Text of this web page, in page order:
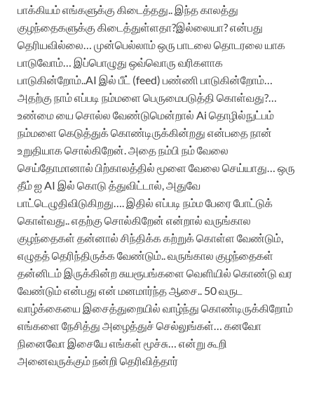
பாக்கியம் எங்களுக்கு கிடைத்தது.. இந்த காலத்து
குழந்தைகளுக்கு கிடைத்துள்ளதா?இல்லையா? என்பது
தெரியவில்லை… முன்பெல்லாம் ஒரு பாடலை தொடரலை யாக
பாடுவோம்… இப்பொழுது ஒவ்வொரு வரிகளாக
பாடுகின்றோம்..AI இல் பீட் (feed) பண்ணி பாடுகின்றோம்…
அதற்கு நாம் எப்படி நம்மளை பெருமைபடுத்தி கொள்வது?…
உண்மை யை சொல்ல வேண்டுமென்றால் Ai தொழில்நுட்பம்
நம்மளை கெடுத்துக் கொண்டிருக்கின்றது என்பதை நான்
உறுதியாக சொல்கிறேன். அதை நம்பி நம் வேலை
செய்தோமானால் பிற்காலத்தில் மூளை வேலை செய்யாது… ஒரு
தீம் ஐ AI இல் கொடு த்துவிட்டால், அதுவே
பாட்டெழுதிவிடுகிறது…. இதில் எப்படி நம்ம பேரை போட்டுக்
கொள்வது.. எதற்கு சொல்கிறேன் என்றால் வருங்கால
குழந்தைகள் தன்னால் சிந்திக்க கற்றுக் கொள்ள வேண்டும்,
எழுதத் தெரிந்திருக்க வேண்டும்.. வருங்கால குழந்தைகள்
தன்னிடம் இருக்கின்ற சுயரூபங்களை வெளியில் கொண்டு வர
வேண்டும் என்பது என் மனமார்ந்த ஆசை.. 50 வருட
வாழ்க்கையை இசைத்துறையில் வாழ்ந்து கொண்டிருக்கிறோம்
எங்களை நேசித்து அழைத்துச் செல்லுங்கள்… கனவோ
நினைவோ இசையே எங்கள் மூச்சு… என்று கூறி
அனைவருக்கும் நன்றி தெரிவித்தார்